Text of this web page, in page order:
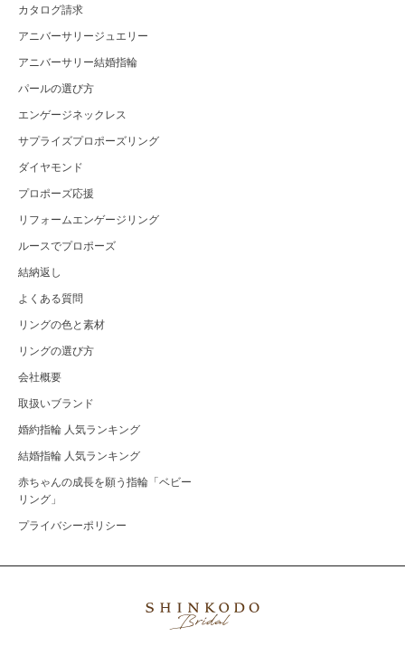
カタログ請求
アニバーサリージュエリー
アニバーサリー結婚指輪
パールの選び方
エンゲージネックレス
サプライズプロポーズリング
ダイヤモンド
プロポーズ応援
リフォームエンゲージリング
ルースでプロポーズ
結納返し
よくある質問
リングの色と素材
リングの選び方
会社概要
取扱いブランド
婚約指輪 人気ランキング
結婚指輪 人気ランキング
赤ちゃんの成長を願う指輪「ベビー
リング」
プライバシーポリシー